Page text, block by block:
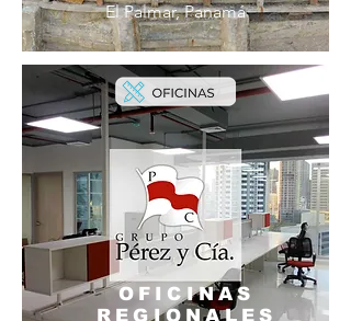
El Palmar, Panamá
OFICINAS
REGIONALES